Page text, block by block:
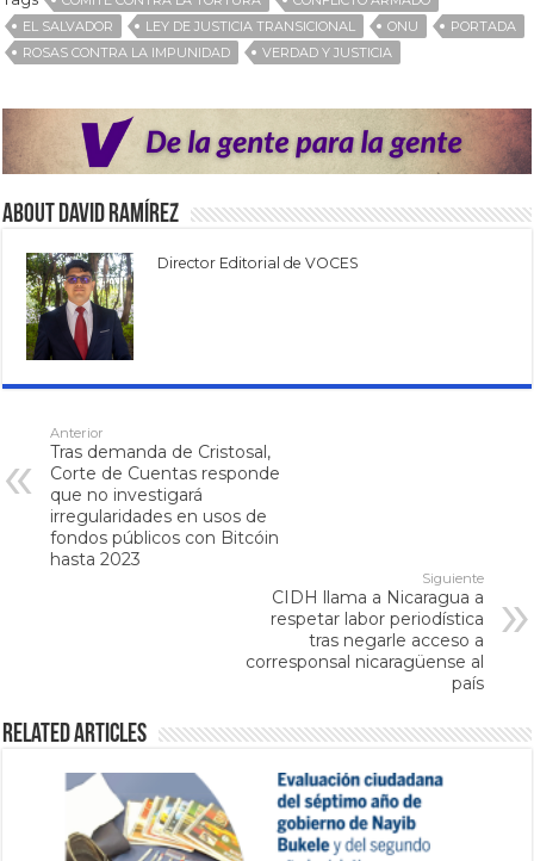
EL SALVADOR
LEY DE JUSTICIA TRANSICIONAL ONU
PORTADA
ROSAS CONTRA LA IMPUNIDAD
VERDAD Y JUSTICIA
About David Ramírez
Director Editorial de VOCES
Anterior
Tras demanda de Cristosal,
Corte de Cuentas responde
que no investigará
irregularidades en usos de
fondos públicos con Bitcóin
hasta 2023
Siguiente
CIDH llama a Nicaragua a
respetar labor periodística
tras negarle acceso a
corresponsal nicaragüense al
país
Related Articles